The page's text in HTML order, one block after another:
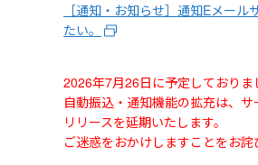
［通知・お知らせ］通知Eメール
たい。
2026年7月26日に予定しており
自動振込・通知機能の拡充は、
リリースを延期いたします。
ご迷惑をおかけしますことをお詫